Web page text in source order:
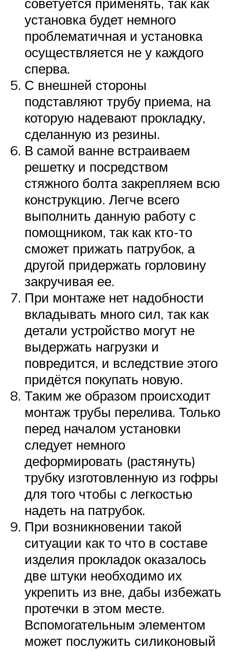
установка будет немного
проблематичная и установка
осуществляется не у каждого
сперва.
С внешней стороны
подставляют трубу приема, на
которую надевают прокладку,
сделанную из резины.
В самой ванне встраиваем
решетку и посредством
стяжного болта закрепляем всю
конструкцию. Легче всего
выполнить данную работу с
помощником, так как кто-то
сможет прижать патрубок, а
другой придержать горловину
закручивая ее.
При монтаже нет надобности
вкладывать много сил, так как
детали устройство могут не
выдержать нагрузки и
повредится, и вследствие этого
придётся покупать новую.
Таким же образом происходит
монтаж трубы перелива. Только
перед началом установки
следует немного
деформировать (растянуть)
трубку изготовленную из гофры
для того чтобы с легкостью
надеть на патрубок.
При возникновении такой
ситуации как то что в составе
изделия прокладок оказалось
две штуки необходимо их
укрепить из вне, дабы избежать
протечки в этом месте.
Вспомогательным элементом
может послужить силиконовый